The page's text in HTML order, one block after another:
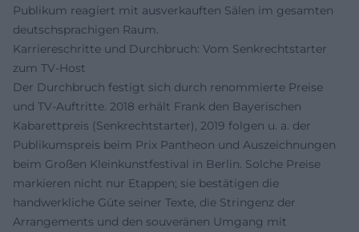
Publikum reagiert mit ausverkauften Sälen im gesamten
deutschsprachigen Raum.
Karriereschritte und Durchbruch: Vom Senkrechtstarter
zum TV-Host
Der Durchbruch festigt sich durch renommierte Preise
und TV-Auftritte. 2018 erhält Frank den Bayerischen
Kabarettpreis (Senkrechtstarter), 2019 folgen u. a. der
Publikumspreis beim Prix Pantheon und Auszeichnungen
beim Großen Kleinkunstfestival in Berlin. Solche Preise
markieren nicht nur Etappen; sie bestätigen die
handwerkliche Güte seiner Texte, die Stringenz der
Arrangements und den souveränen Umgang mit